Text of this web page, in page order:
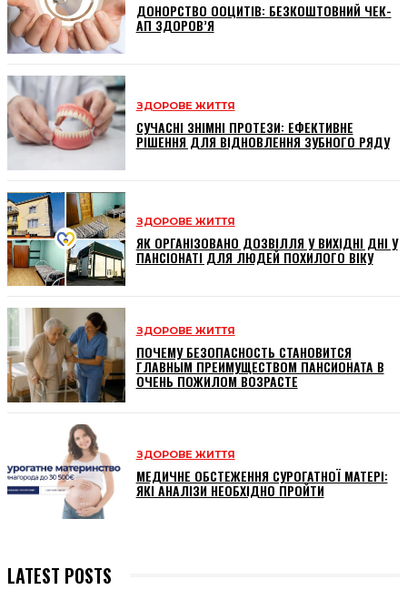
ДОНОРСТВО ООЦИТІВ: БЕЗКОШТОВНИЙ ЧЕК-
АП ЗДОРОВ’Я
ЗДОРОВЕ ЖИТТЯ
СУЧАСНІ ЗНІМНІ ПРОТЕЗИ: ЕФЕКТИВНЕ
РІШЕННЯ ДЛЯ ВІДНОВЛЕННЯ ЗУБНОГО РЯДУ
ЗДОРОВЕ ЖИТТЯ
ЯК ОРГАНІЗОВАНО ДОЗВІЛЛЯ У ВИХІДНІ ДНІ У
ПАНСІОНАТІ ДЛЯ ЛЮДЕЙ ПОХИЛОГО ВІКУ
ЗДОРОВЕ ЖИТТЯ
ПОЧЕМУ БЕЗОПАСНОСТЬ СТАНОВИТСЯ
ГЛАВНЫМ ПРЕИМУЩЕСТВОМ ПАНСИОНАТА В
ОЧЕНЬ ПОЖИЛОМ ВОЗРАСТЕ
ЗДОРОВЕ ЖИТТЯ
МЕДИЧНЕ ОБСТЕЖЕННЯ СУРОГАТНОЇ МАТЕРІ:
ЯКІ АНАЛІЗИ НЕОБХІДНО ПРОЙТИ
LATEST POSTS